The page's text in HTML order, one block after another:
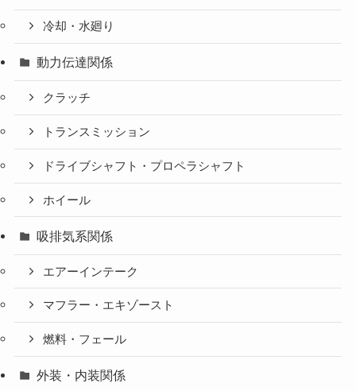
冷却・水廻り
動力伝達関係
クラッチ
トランスミッション
ドライブシャフト・プロペラシャフト
ホイール
吸排気系関係
エアーインテーク
マフラー・エキゾースト
燃料・フェール
外装・内装関係